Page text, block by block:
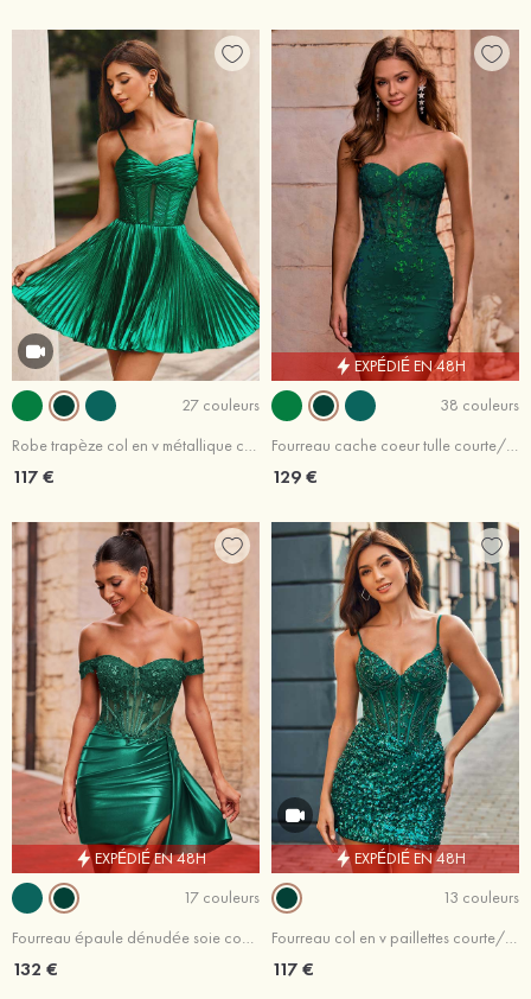
27 couleurs
Robe trapèze col en v métallique courte/mini robe de fête de la rentrée
117 €
EXPÉDIÉ EN 48H
38 couleurs
Fourreau cache coeur tulle courte/mini robe de fête de la rentrée avec appliqué paillettes
129 €
EXPÉDIÉ EN 48H
17 couleurs
Fourreau épaule dénudée soie comme du satin courte/mini robe de fête de la rentrée avec appliqué drapé latéral
132 €
EXPÉDIÉ EN 48H
13 couleurs
Fourreau col en v paillettes courte/mini robe de fête de la rentrée
117 €